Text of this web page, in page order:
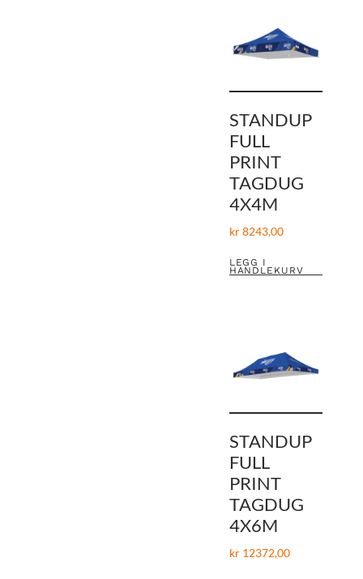
STANDUP
FULL
PRINT
TAGDUG
4X4M
kr8243,00
LEGG I
HANDLEKURV
STANDUP
FULL
PRINT
TAGDUG
4X6M
kr12372,00